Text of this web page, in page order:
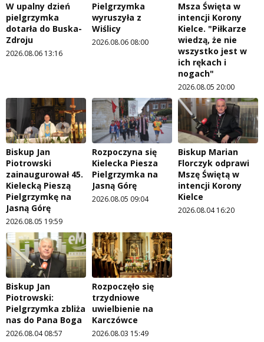
W upalny dzień
pielgrzymka
dotarła do Buska-
Zdroju
2026.08.06 13:16
Pielgrzymka
wyruszyła z
Wiślicy
2026.08.06 08:00
Msza Święta w
intencji Korony
Kielce. "Piłkarze
wiedzą, że nie
wszystko jest w
ich rękach i
nogach"
2026.08.05 20:00
Biskup Jan
Piotrowski
zainaugurował 45.
Kielecką Pieszą
Pielgrzymkę na
Jasną Górę
2026.08.05 19:59
Rozpoczyna się
Kielecka Piesza
Pielgrzymka na
Jasną Górę
2026.08.05 09:04
Biskup Marian
Florczyk odprawi
Mszę Świętą w
intencji Korony
Kielce
2026.08.04 16:20
Biskup Jan
Piotrowski:
Pielgrzymka zbliża
nas do Pana Boga
2026.08.04 08:57
Rozpoczęło się
trzydniowe
uwielbienie na
Karczówce
2026.08.03 15:49